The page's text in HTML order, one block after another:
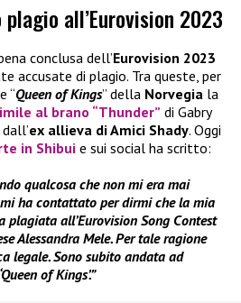
all’Eurovision 2023
conclusa dell’Eurovision 2023
accusate di plagio. Tra queste, per
“Queen of Kings” della Norvegia la
al brano “Thunder” di Gabry
ex allieva di Amici Shady. Oggi
in Shibui e sui social ha scritto:
qualcosa che non mi era mai
ha contattato per dirmi che la mia
plagiata all’Eurovision Song Contest
Alessandra Mele. Per tale ragione
legale. Sono subito andata ad
of Kings’.”